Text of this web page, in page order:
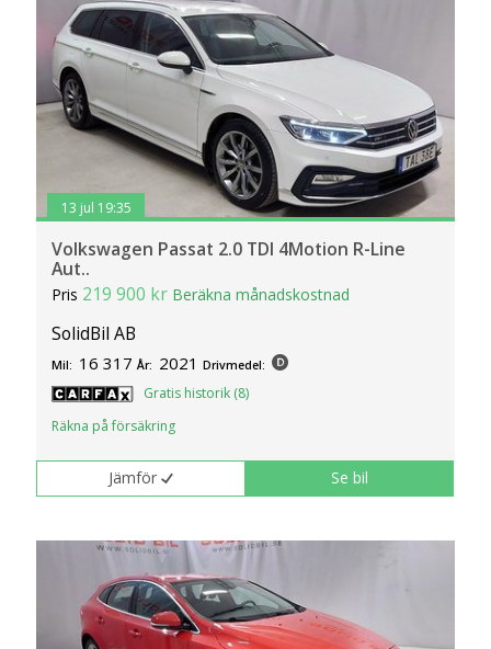
13 jul 19:35
Volkswagen Passat 2.0 TDI 4Motion R-Line
Aut..
Pris 219 900 kr Beräkna månadskostnad
SolidBil AB
Mil: 16 317 År: 2021 Drivmedel:
Gratis historik (8)
Räkna på försäkring
Jämför Se bil